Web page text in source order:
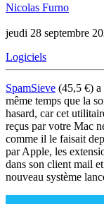
Nicolas Furno
jeudi 28 septembre
Logiciels
SpamSieve (45,5 €) a
même temps que la
hasard, car cet
reçus par votre Mac
comme il le faisait
par Apple, les
dans son client mail
nouveau système